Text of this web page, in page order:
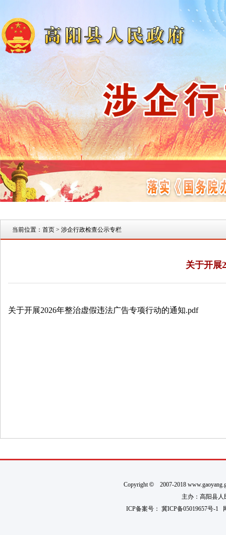
当前位置： 首页 > 涉企行政检查公示专栏
关于开展
关于开展2026年整治虚假违法广告专项行动的通知.pdf
Copyright©2007-2018
主办：高阳县人
ICP备案号： 冀ICP备05019657号-1网